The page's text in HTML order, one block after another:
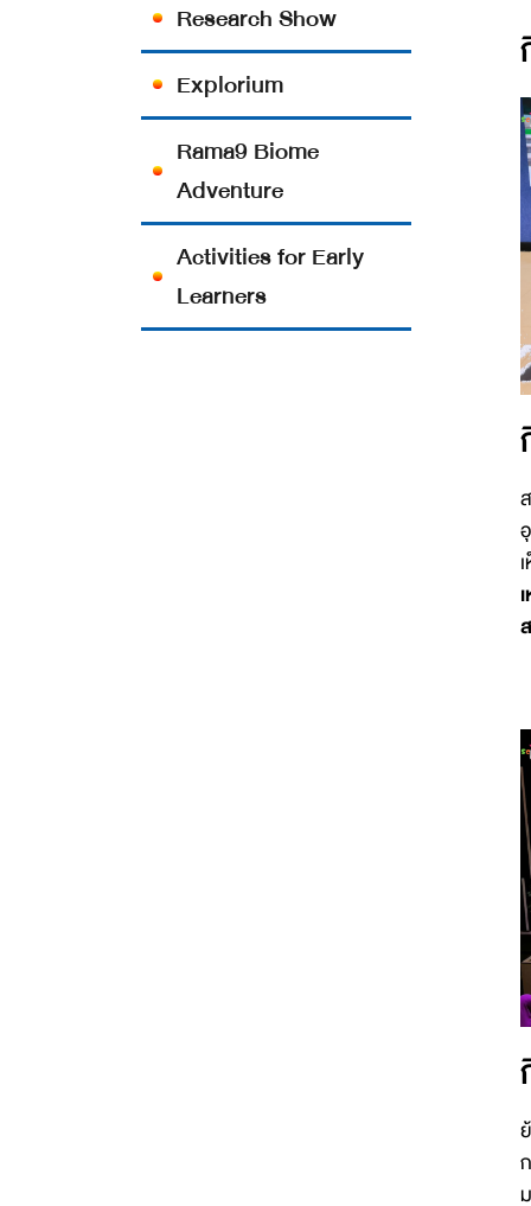
Research Show
Explorium
Rama9 Biome
Adventure
Activities for Early
Learners